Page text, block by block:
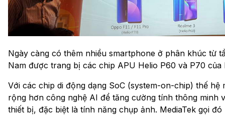
Ngày càng có thêm nhiều smartphone ở phân khúc từ
Nam được trang bị các chip APU Helio P60 và P70 của
Với các chip di động dạng SoC (system-on-chip) thế hệ
rộng hơn công nghệ AI để tăng cường tính thông minh
thiết bị, đặc biệt là tính năng chụp ảnh. MediaTek gọi